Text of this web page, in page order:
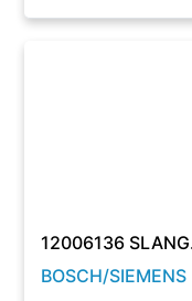
12006136
BOSCH/SIEMENS